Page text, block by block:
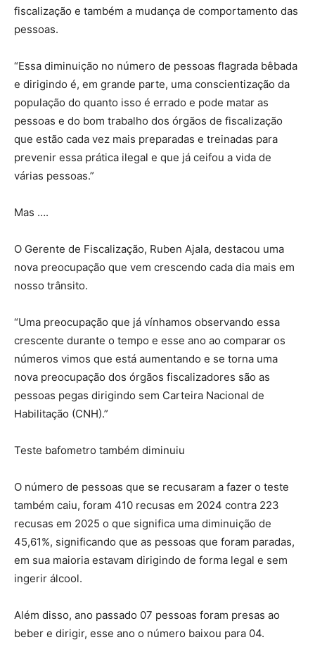
fiscalização e também a mudança de comportamento das
pessoas.
“Essa diminuição no número de pessoas flagrada bêbada
e dirigindo é, em grande parte, uma conscientização da
população do quanto isso é errado e pode matar as
pessoas e do bom trabalho dos órgãos de fiscalização
que estão cada vez mais preparadas e treinadas para
prevenir essa prática ilegal e que já ceifou a vida de
várias pessoas.”
Mas ….
O Gerente de Fiscalização, Ruben Ajala, destacou uma
nova preocupação que vem crescendo cada dia mais em
nosso trânsito.
“Uma preocupação que já vínhamos observando essa
crescente durante o tempo e esse ano ao comparar os
números vimos que está aumentando e se torna uma
nova preocupação dos órgãos fiscalizadores são as
pessoas pegas dirigindo sem Carteira Nacional de
Habilitação (CNH).”
Teste bafometro também diminuiu
O número de pessoas que se recusaram a fazer o teste
também caiu, foram 410 recusas em 2024 contra 223
recusas em 2025 o que significa uma diminuição de
45,61%, significando que as pessoas que foram paradas,
em sua maioria estavam dirigindo de forma legal e sem
ingerir álcool.
Além disso, ano passado 07 pessoas foram presas ao
beber e dirigir, esse ano o número baixou para 04.